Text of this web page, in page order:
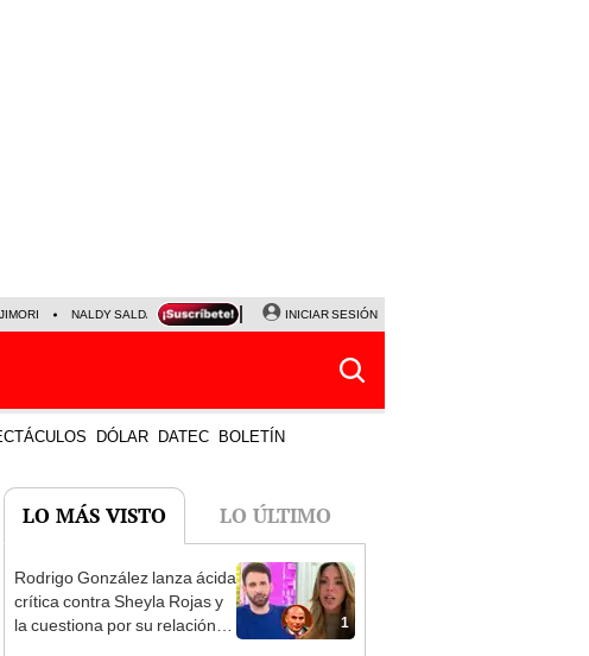
NALDY SALDAÑA JAVIER MILEI PARTIDOS DE HOY
INICIAR SESIÓN
DÓLAR DATEC BOLETÍN
LO MÁS VISTO LO ÚLTIMO
1
Rodrigo González lanza ácida
crítica contra Sheyla Rojas y
la cuestiona por su relación